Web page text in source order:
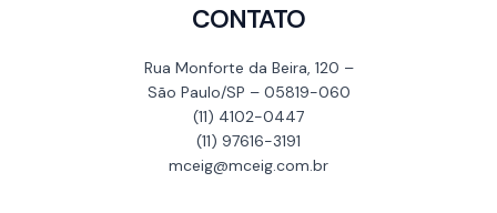
CONTATO
Rua Monforte da Beira, 120 –
São Paulo/SP – 05819-060
(11) 4102-0447
(11) 97616-3191
mceig@mceig.com.br